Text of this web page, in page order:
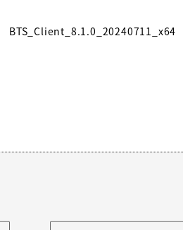
BTS_Client_8.1.0_20240711_x64